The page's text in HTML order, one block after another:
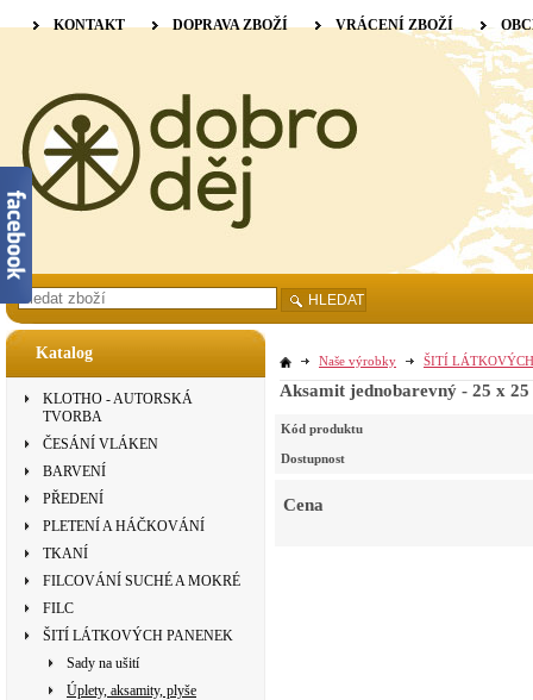
Katalog
KLOTHO - AUTORSKÁ
TVORBA
ČESÁNÍ VLÁKEN
BARVENÍ
PŘEDENÍ
PLETENÍ A HÁČKOVÁNÍ
TKANÍ
FILCOVÁNÍ SUCHÉ A MOKRÉ
FILC
ŠITÍ LÁTKOVÝCH PANENEK
Sady na ušití
Úplety, aksamity, plyše
Naše výrobky ŠITÍ
Aksamit jednobarevný - 25 x
Kód produktu
Dostupnost
Cena
KONTAKT DOPRAVA ZBOŽÍ VRÁCENÍ ZBOŽÍ
HLEDAT